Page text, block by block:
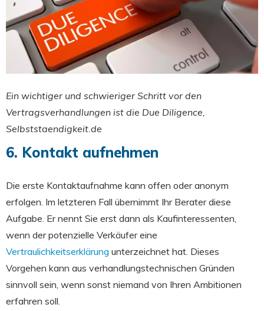
Ein wichtiger und schwieriger Schritt vor den
Vertragsverhandlungen ist die Due Diligence,
Selbststaendigkeit.de
6. Kontakt aufnehmen
Die erste Kontaktaufnahme kann offen oder anonym
erfolgen. Im letzteren Fall übernimmt Ihr Berater diese
Aufgabe. Er nennt Sie erst dann als Kaufinteressenten,
wenn der potenzielle Verkäufer eine
Vertraulichkeitserklärung unterzeichnet hat. Dieses
Vorgehen kann aus verhandlungstechnischen Gründen
sinnvoll sein, wenn sonst niemand von Ihren Ambitionen
erfahren soll.